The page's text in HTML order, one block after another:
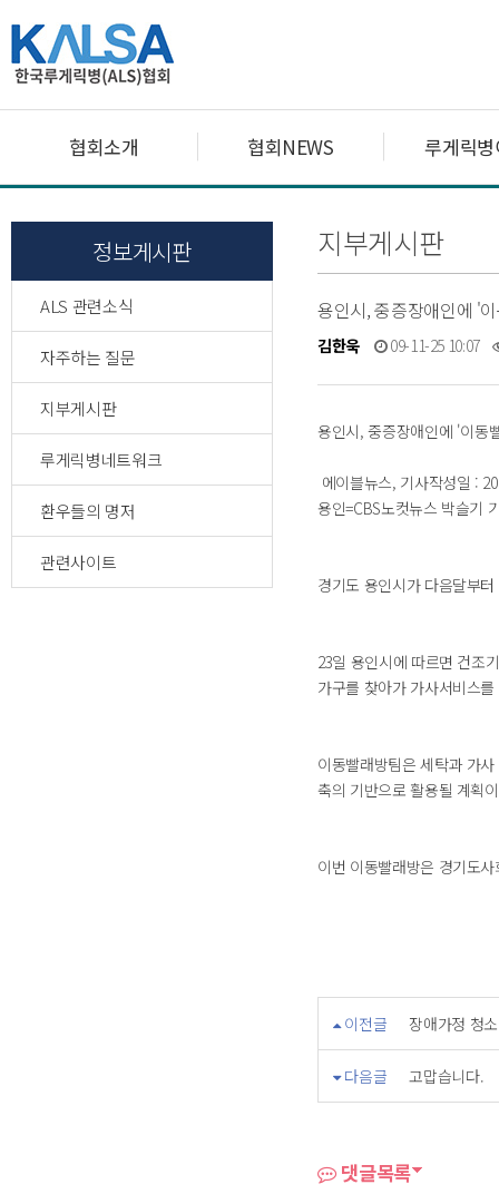
협회소개 협회NEWS 루게릭
정보게시판
ALS 관련소식
자주하는 질문
지부게시판
루게릭병네트워크
환우들의 명저
관련사이트
지부게시판
용인시, 중증장애인에 '
김한욱 09-11-25 10:07
용인시, 중증장애인에 '이동
에이블뉴스, 기사작성일 :
용인=CBS노컷뉴스 박슬기
경기도 용인시가 다음달부
23일 용인시에 따르면 건조
가구를 찾아가 가사서비스
이동빨래방팀은 세탁과 가
축의 기반으로 활용될 계획
이번 이동빨래방은 경기도
이전글 장애가정 청
다음글 고맙습니다.
댓글목록